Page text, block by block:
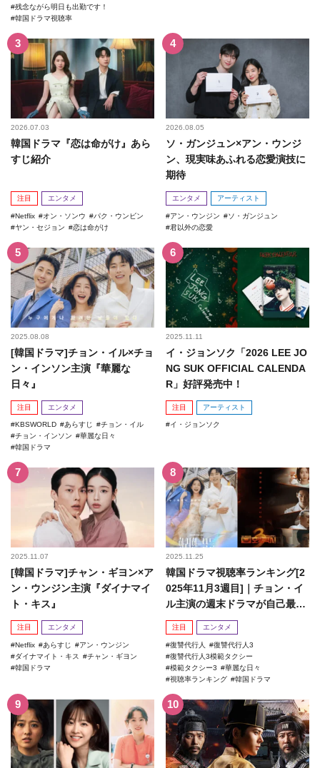
残念ながら明日も出勤です！
韓国ドラマ視聴率
2026.07.03
韓国ドラマ『恋は命がけ』あら
すじ紹介
注目 エンタメ
Netflix オン・ソンウ
パク・ウンビン
ヤン・セジョン
恋は命がけ
2026.08.05
ソ・ガンジュン×アン・ウンジ
ン、現実味あふれる恋愛演技に
期待
エンタメ アーティスト
アン・ウンジン
ソ・ガンジュン
君以外の恋愛
2025.08.08
[韓国ドラマ]チョン・イル×チョ
ン・インソン主演『華麗な
日々』
注目 エンタメ
KBSWORLD あらすじ
チョン・イル
チョン・インソン
華麗な日々
韓国ドラマ
2025.11.11
イ・ジョンソク「2026 LEE JO
NG SUK OFFICIAL CALENDA
R」好評発売中！
注目 アーティスト
イ・ジョンソク
2025.11.07
[韓国ドラマ]チャン・ギヨン×ア
ン・ウンジン主演『ダイナマイ
ト・キス』
注目 エンタメ
Netflix あらすじ
アン・ウンジン
ダイナマイト・キス
チャン・ギヨン
韓国ドラマ
2025.11.25
韓国ドラマ視聴率ランキング[2
025年11月3週目]｜チョン・イ
ル主演の週末ドラマが自己最高
記録を更新！
注目 エンタメ
復讐代行人
復讐代行人3
復讐代行人3模範タクシー
模範タクシー3
華麗な日々
視聴率ランキング
韓国ドラマ